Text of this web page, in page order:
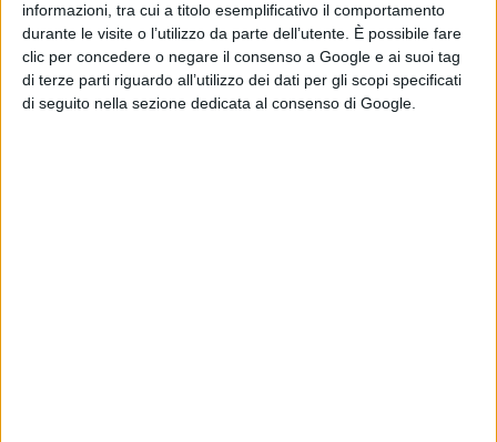
informazioni, tra cui a titolo esemplificativo il comportamento
durante le visite o l’utilizzo da parte dell’utente. È possibile fare
clic per concedere o negare il consenso a Google e ai suoi tag
di terze parti riguardo all’utilizzo dei dati per gli scopi specificati
di seguito nella sezione dedicata al consenso di Google.
ARGOMENTI: Offerte di Lavoro